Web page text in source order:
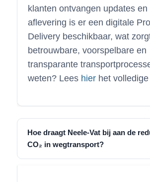
klanten ontvangen updates en
aflevering is er een digitale
Delivery beschikbaar, wat
betrouwbare, voorspelbare en
transparante
weten? Lees hierhet volledige
Hoe draagt Neele-Vat bij aan de
CO₂ in wegtransport?